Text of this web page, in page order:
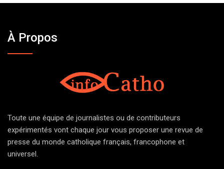
À Propos
Toute une équipe de journalistes ou de contributeurs
expérimentés vont chaque jour vous proposer une revue de
presse du monde catholique français, francophone et
universel.